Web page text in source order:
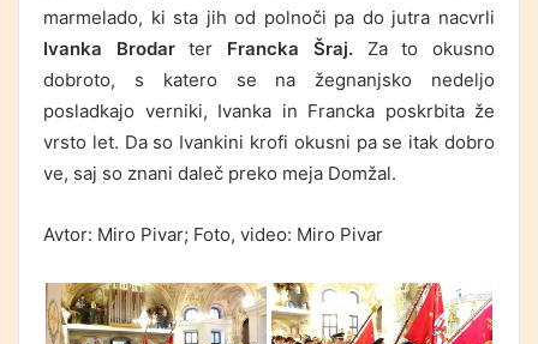
marmelado, ki sta jih od polnoči pa do jutra nacvrli
Ivanka Brodarter Francka Šraj.Za to okusno
dobroto, s katero se na žegnanjsko nedeljo
posladkajo verniki, Ivanka in Francka poskrbita že
vrsto let. Da so Ivankini krofi okusni pa se itak dobro
ve, saj so znani daleč preko meja Domžal.
Avtor: Miro Pivar; Foto, video: Miro Pivar